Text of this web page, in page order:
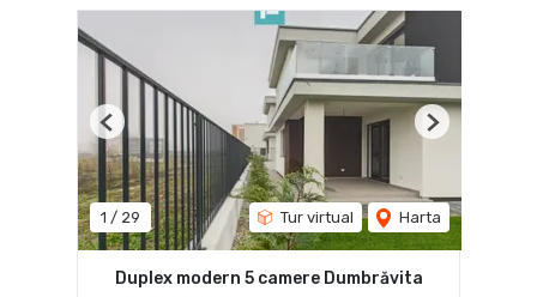
1 / 29 Tur virtual Harta
Previous Next
Duplex modern 5 camere Dumbrăvita